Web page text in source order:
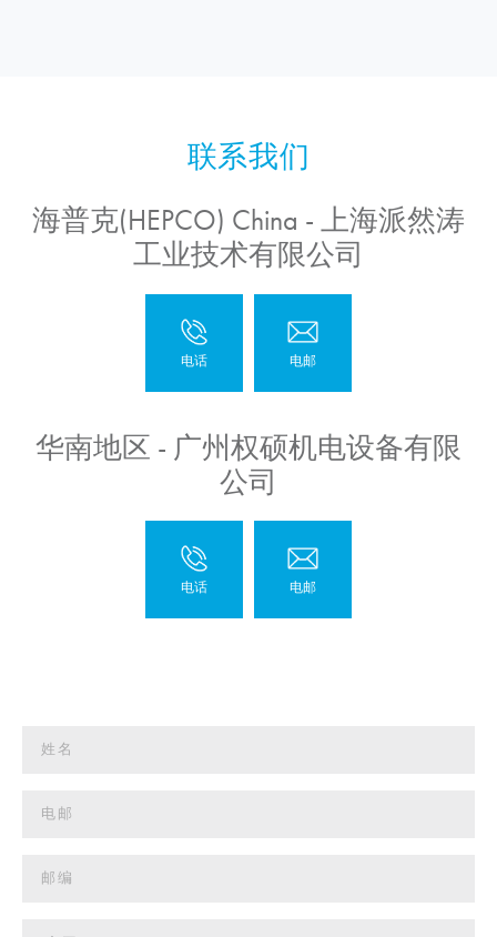
海普克(HEPCO) China - 上海派然涛
工业技术有限公司
华南地区 - 广州权硕机电设备有限
公司